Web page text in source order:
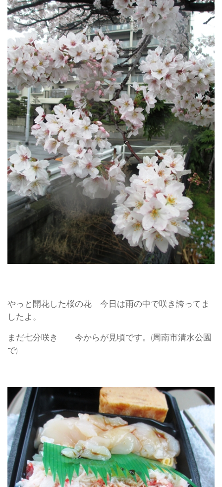
やっと開花した桜の花 今日は雨の中で咲き誇ってま
したよ。
まだ七分咲き 今からが見頃です。(周南市清水公園
で)